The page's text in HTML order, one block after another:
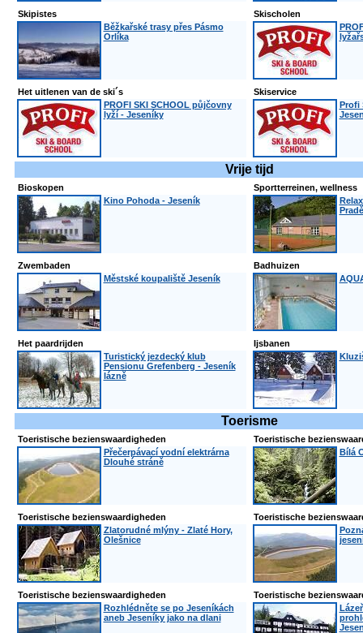
Skipistes
Běžkařské trasy přes Pásmo
Orlíka
Skischolen
Het uitlenen van de ski´s
PROFI SKI SCHOOL půjčovny
lyží - Jeseníky
Skiservice
Profi
Vrije tijd
Bioskopen
Kino Pohoda - Jeseník
Sportterreinen, wellness
Zwembaden
Městské koupaliště Jeseník
Badhuizen
Het paardrijden
Turistický jezdecký klub
Pensionu Grefenberg - Jeseník
lázně
Ijsbanen
Toerisme
Toeristische bezienswaardigheden
Přečerpávací vodní elektrárna
Dlouhé stráně
Toeristische
Bílá
Toeristische bezienswaardigheden
Zlatorudné mlýny - Zlaté Hory,
Olešnice
Toeristische
Toeristische bezienswaardigheden
Rozhlédněte se po Jeseníkách
aneb Jeseníky jako na dlani
Toeristische